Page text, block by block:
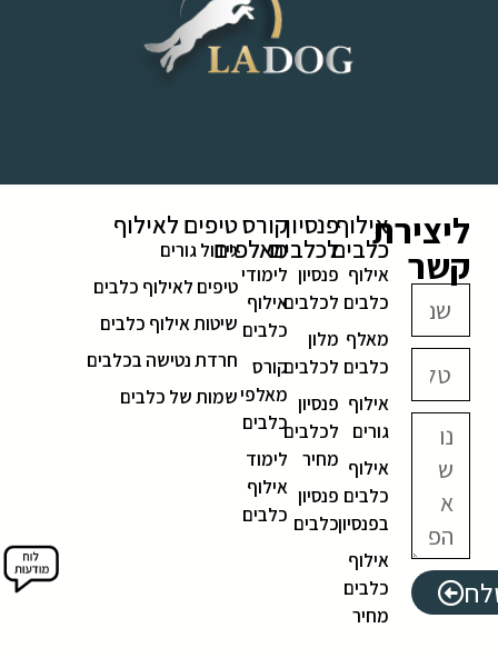
ליצירת
קשר
אילוף
כלבים
אילוף
כלבים
מאלף
כלבים
אילוף
גורים
אילוף
כלבים
בפנסיון
אילוף
כלבים
מחיר
פנסיון
לכלבים
פנסיון
לכלבים
מלון
לכלבים
פנסיון
לכלבים
מחיר
פנסיון
כלבים
קורס
מאלפים
לימודי
אילוף
כלבים
קורס
מאלפי
כלבים
לימוד
אילוף
כלבים
טיפים לאילוף
גידול גורים
טיפים לאילוף כלבים
שיטות אילוף כלבים
חרדת נטישה בכלבים
שמות של כלבים